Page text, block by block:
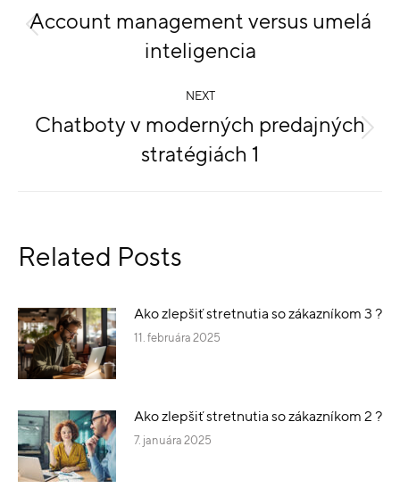
Account management versus umelá
inteligencia
NEXT
Chatboty v moderných predajných
stratégiách 1
Related Posts
Ako zlepšiť stretnutia so zákazníkom 3 ?
11. februára 2025
Ako zlepšiť stretnutia so zákazníkom 2 ?
7. januára 2025